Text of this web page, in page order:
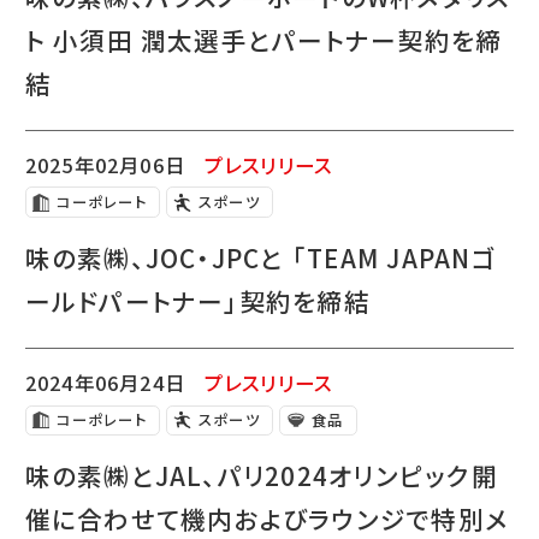
ト 小須田 潤太選手とパートナー契約を締
結
2025年02月06日 プレスリリース
コーポレート スポーツ
味の素㈱、JOC・JPCと 「TEAM JAPANゴ
ールドパートナー」契約を締結
2024年06月24日 プレスリリース
コーポレート スポーツ 食品
味の素㈱とJAL、パリ2024オリンピック開
催に合わせて機内およびラウンジで特別メ